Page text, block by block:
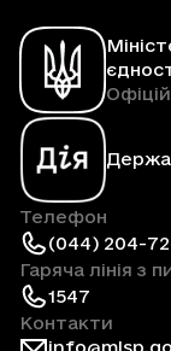
Телефон
(044) 204-
Гаряча лінія з
1547
Контакти